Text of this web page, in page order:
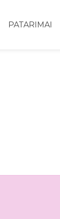
PATARIMAI